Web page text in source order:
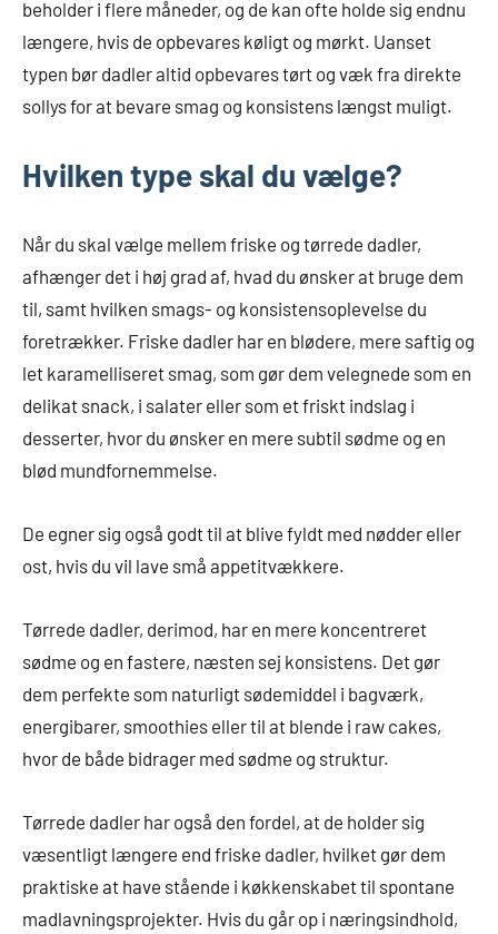
beholder i flere måneder, og de kan ofte holde sig endnu
længere, hvis de opbevares køligt og mørkt. Uanset
typen bør dadler altid opbevares tørt og væk fra direkte
sollys for at bevare smag og konsistens længst muligt.
Hvilken type skal du vælge?
Når du skal vælge mellem friske og tørrede dadler,
afhænger det i høj grad af, hvad du ønsker at bruge dem
til, samt hvilken smags- og konsistensoplevelse du
foretrækker. Friske dadler har en blødere, mere saftig og
let karamelliseret smag, som gør dem velegnede som en
delikat snack, i salater eller som et friskt indslag i
desserter, hvor du ønsker en mere subtil sødme og en
blød mundfornemmelse.
De egner sig også godt til at blive fyldt med nødder eller
ost, hvis du vil lave små appetitvækkere.
Tørrede dadler, derimod, har en mere koncentreret
sødme og en fastere, næsten sej konsistens. Det gør
dem perfekte som naturligt sødemiddel i bagværk,
energibarer, smoothies eller til at blende i raw cakes,
hvor de både bidrager med sødme og struktur.
Tørrede dadler har også den fordel, at de holder sig
væsentligt længere end friske dadler, hvilket gør dem
praktiske at have stående i køkkenskabet til spontane
madlavningsprojekter. Hvis du går op i næringsindhold,